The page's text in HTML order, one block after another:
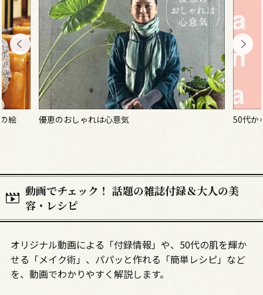
50代から始める「3分脳活」
モデル
動画でチェック！ 話題の雑誌付録＆大人の美
容・レシピ
オリジナル動画による「付録情報」や、50代の肌を輝か
せる「メイク術」、パパッと作れる「簡単レシピ」など
を、動画でわかりやすく解説します。